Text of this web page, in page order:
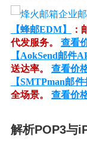
【蜂邮EDM】
：
代发服务。 查看
【AokSend邮件
送达率。 查看价
【SMTPman邮件
全场景。 查看价
解析POP3与